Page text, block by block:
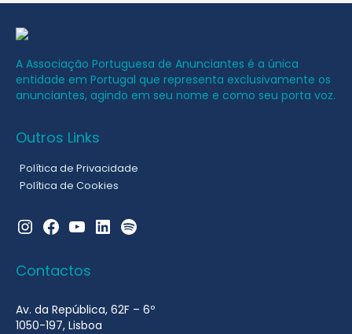
A Associação Portuguesa de Anunciantes é a única
entidade em Portugal que representa exclusivamente os
anunciantes, agindo em seu nome e como seu porta voz.
Outros Links
Política de Privacidade
Política de Cookies
Instagram
FacebookYouTubeLinkedInSpotify
Contactos
Av. da República, 62F – 6º
1050-197, Lisboa